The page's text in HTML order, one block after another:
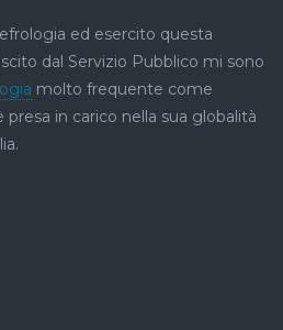
ed esercito questa
dal Servizio Pubblico mi sono
molto frequente come
presa in carico nella sua globalità